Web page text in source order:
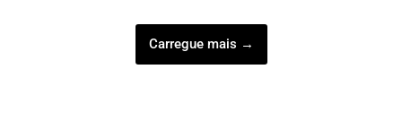
Carregue mais →